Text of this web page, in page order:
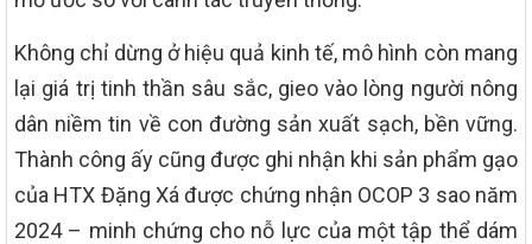
Không chỉ dừng ở hiệu quả kinh tế, mô hình còn mang
lại giá trị tinh thần sâu sắc, gieo vào lòng người nông
dân niềm tin về con đường sản xuất sạch, bền vững.
Thành công ấy cũng được ghi nhận khi sản phẩm gạo
của HTX Đặng Xá được chứng nhận OCOP 3 sao năm
2024 – minh chứng cho nỗ lực của một tập thể dám